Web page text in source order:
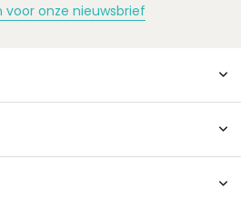
voor onze nieuwsbrief